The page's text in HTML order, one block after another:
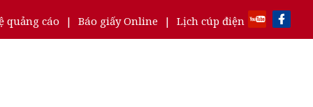
quảng cáo | Báo giấy Online | Lịch cúp điện